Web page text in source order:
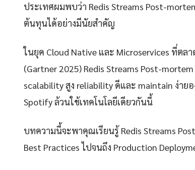
ประเทศผมพบว่า Redis Streams Post-
ต้นทุนได้อย่างมีนัยสำคัญ
ในยุค Cloud Native และ Microservices ที่ต
(Gartner 2025) Redis Streams Post-
scalability สูง reliability ดีและ maintain ง่าย
Spotify ล้วนใช้เทคโนโลยีเดียวกันนี้
บทความนี้จะพาคุณเรียนรู้ Redis Streams
Best Practices ไปจนถึง Production